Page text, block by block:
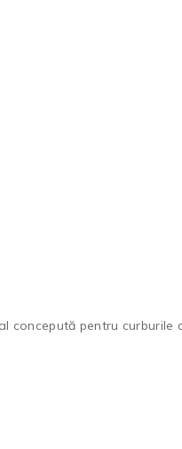
concepută pentru curburile